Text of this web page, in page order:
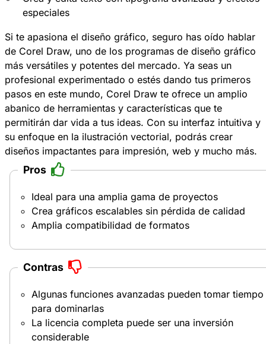
especiales
Si te apasiona el diseño gráfico, seguro has oído hablar
de Corel Draw, uno de los programas de diseño gráfico
más versátiles y potentes del mercado. Ya seas un
profesional experimentado o estés dando tus primeros
pasos en este mundo, Corel Draw te ofrece un amplio
abanico de herramientas y características que te
permitirán dar vida a tus ideas. Con su interfaz intuitiva y
su enfoque en la ilustración vectorial, podrás crear
diseños impactantes para impresión, web y mucho más.
Pros
Ideal para una amplia gama de proyectos
Crea gráficos escalables sin pérdida de calidad
Amplia compatibilidad de formatos
Contras
Algunas funciones avanzadas pueden tomar tiempo
para dominarlas
La licencia completa puede ser una inversión
considerable